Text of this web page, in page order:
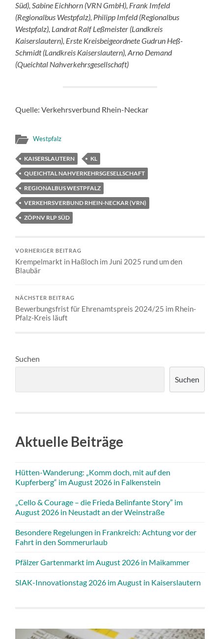
Süd), Sabine Eichhorn (VRN GmbH), Frank Imfeld
(Regionalbus Westpfalz), Philipp Imfeld (Regionalbus
Westpfalz), Landrat Ralf Leßmeister (Landkreis
Kaiserslautern), Erste Kreisbeigeordnete Gudrun Heß-
Schmidt (Landkreis Kaiserslautern), Arno Demand
(Queichtal Nahverkehrsgesellschaft)
Quelle: Verkehrsverbund Rhein-Neckar
Westpfalz
KAISERSLAUTERN
KL
QUEICHTAL NAHVERKEHRSGESELLSCHAFT
REGIONALBUS WESTPFALZ
VERKEHRSVERBUND RHEIN-NECKAR (VRN)
ZÖPNV RLP SÜD
VORHERIGER BEITRAG
Krempelmarkt in Haßloch im Juni 2025 rund um den
Blaubär
NÄCHSTER BEITRAG
Bewerbungsfrist für Ehrenamtspreis 2024/25 im Rhein-
Pfalz-Kreis läuft
Suchen
Suchen
Aktuelle Beiträge
Hütten-Wanderung: „Komm doch, mit auf den
Kupferberg“ im August 2026 in Falkenstein
„Cello & Courage – die Frieda Belinfante Story” im
August 2026 in Neustadt an der Weinstraße
Besondere Regelungen in Frankreich: Achtung vor der
Fahrt in den Sommerurlaub
Pfälzer Gartenmarkt im August 2026 in Maikammer
SIAK-Innovationstag 2026 im August in Kaiserslautern